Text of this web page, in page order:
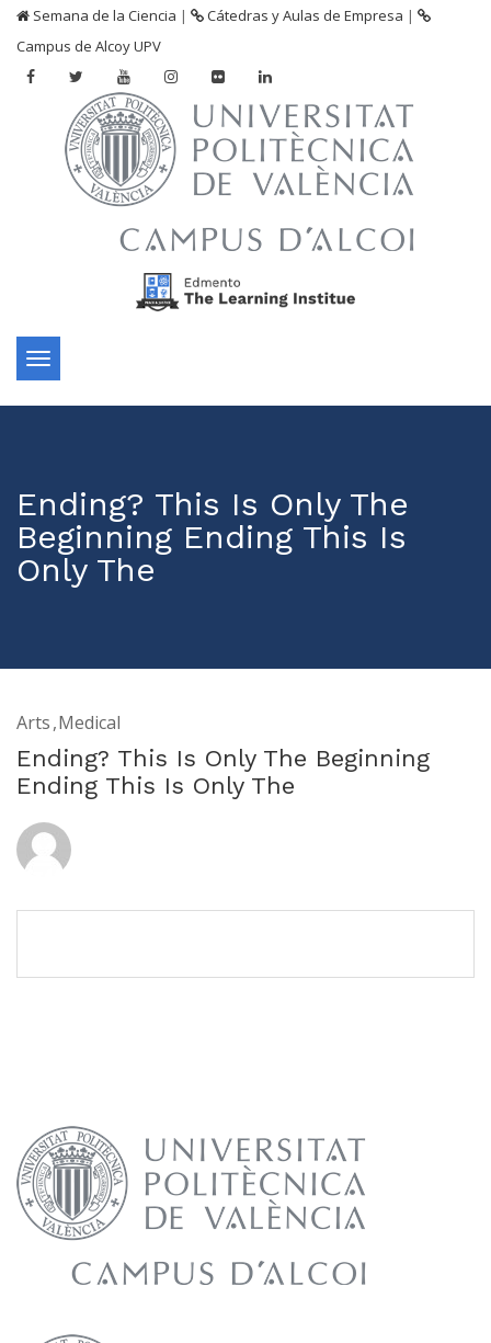
Semana de la Ciencia | Cátedras y Aulas de Empresa |
Campus de Alcoy UPV
Toggle
navigation
Ending? This Is Only The
Beginning Ending This Is
Only The
Arts Medical
Ending? This Is Only The Beginning
Ending This Is Only The